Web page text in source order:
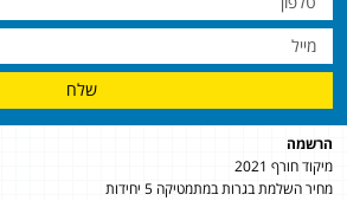
שלח
הרשמה
מיקוד חורף 2021
מחיר השלמת בגרות במתמטיקה 5 יחידות